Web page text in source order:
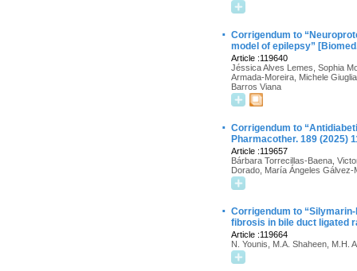
· Corrigendum to
model of epilepsy”
Article :119640
Jéssica Alves Lemes, Sophia
Armada-Moreira, Michele
Barros Viana
· Corrigendum to
Pharmacother. 189 (2025)
Article :119657
Bárbara Torrecillas-Baena,
Dorado, María Ángeles
· Corrigendum to
fibrosis in bile duct ligated
Article :119664
N. Younis, M.A. Shaheen, M.H.